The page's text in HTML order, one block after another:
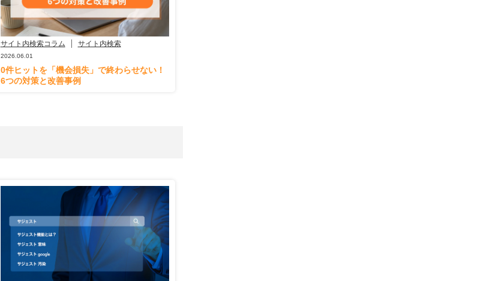
サイト内検索コラム サイト内検索
2026.06.01
0件ヒットを「機会損失」で終わらせない！
6つの対策と改善事例